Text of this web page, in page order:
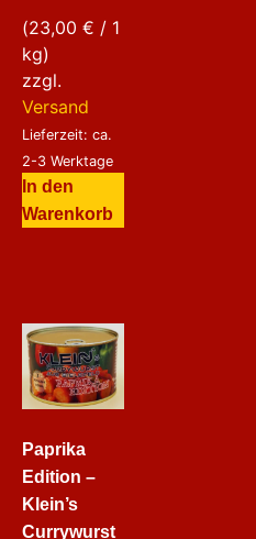
(23,00 € / 1
kg)
zzgl.
Versand
Lieferzeit: ca.
2-3 Werktage
In den
Warenkorb
Paprika
Edition –
Klein’s
Currywurst